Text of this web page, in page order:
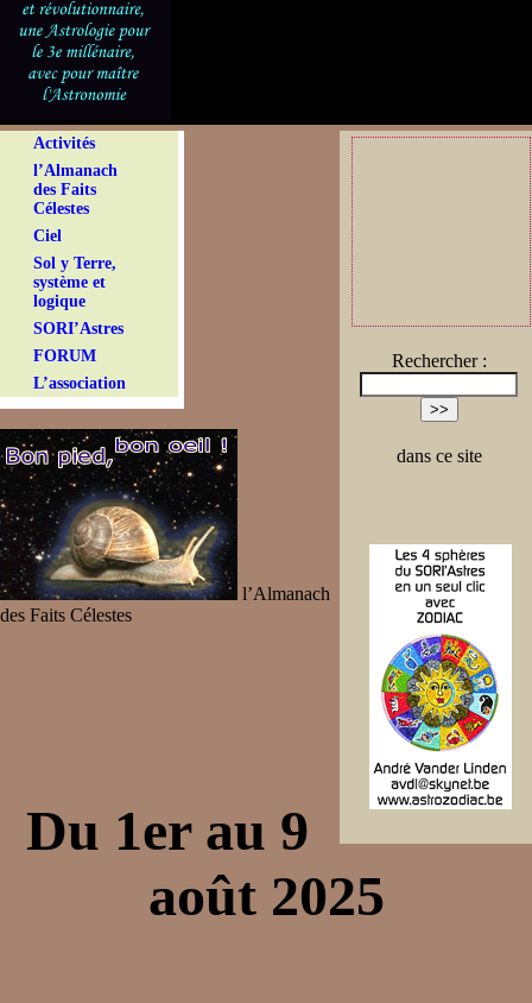
Activités
l’Almanach
des Faits
Célestes
Ciel
Sol y Terre,
système et
logique
SORI’Astres
FORUM
L’association
Rechercher :
dans ce site
l’Almanach
des Faits Célestes
Du 1er au 9
août 2025